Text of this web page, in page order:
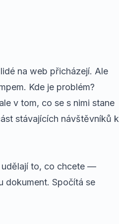
na web přicházejí. Ale
Kde je problém?
v tom, co se s nimi stane
stávajících návštěvníků k
udělají to, co chcete —
dokument. Spočítá se